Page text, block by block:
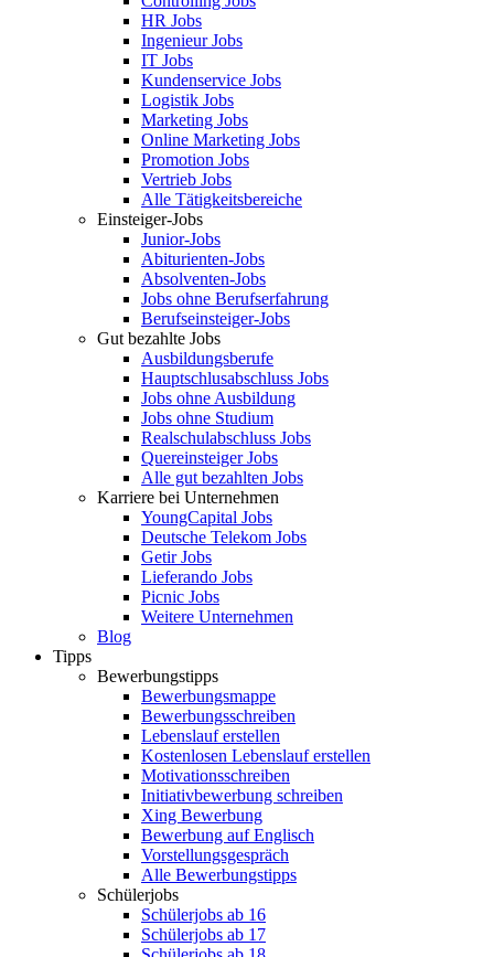
HR Jobs
Ingenieur Jobs
IT Jobs
Kundenservice Jobs
Logistik Jobs
Marketing Jobs
Online Marketing Jobs
Promotion Jobs
Vertrieb Jobs
Alle Tätigkeitsbereiche
Einsteiger-Jobs
Junior-Jobs
Abiturienten-Jobs
Absolventen-Jobs
Jobs ohne Berufserfahrung
Berufseinsteiger-Jobs
Gut bezahlte Jobs
Ausbildungsberufe
Hauptschlusabschluss Jobs
Jobs ohne Ausbildung
Jobs ohne Studium
Realschulabschluss Jobs
Quereinsteiger Jobs
Alle gut bezahlten Jobs
Karriere bei Unternehmen
YoungCapital Jobs
Deutsche Telekom Jobs
Getir Jobs
Lieferando Jobs
Picnic Jobs
Weitere Unternehmen
Blog
Tipps
Bewerbungstipps
Bewerbungsmappe
Bewerbungsschreiben
Lebenslauf erstellen
Kostenlosen Lebenslauf erstellen
Motivationsschreiben
Initiativbewerbung schreiben
Xing Bewerbung
Bewerbung auf Englisch
Vorstellungsgespräch
Alle Bewerbungstipps
Schülerjobs
Schülerjobs ab 16
Schülerjobs ab 17